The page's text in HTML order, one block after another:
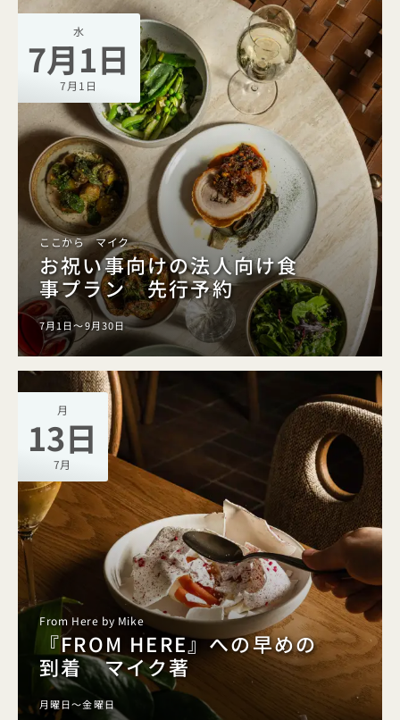
水
7月1日
7月1日
ここから マイク
お祝い事向けの法人向け食
事プラン 先行予約
7月1日～9月30日
月
13日
7月
From Here by Mike
『FROM HERE』への早めの
到着 マイク著
月曜日～金曜日